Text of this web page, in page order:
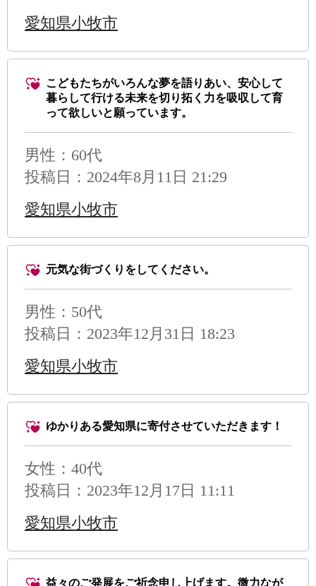
愛知県小牧市
こどもたちがいろんな夢を語りあい、安心して
暮らして行ける未来を切り拓く力を吸収して育
って欲しいと願っています。
男性 ：60代
投稿日：2024年8月11日 21:29
愛知県小牧市
元気な街づくりをしてください。
男性 ：50代
投稿日：2023年12月31日 18:23
愛知県小牧市
ゆかりある愛知県に寄付させていただきます！
女性：40代
投稿日：2023年12月17日 11:11
愛知県小牧市
益々のご発展をご祈念申し上げます。微力なが